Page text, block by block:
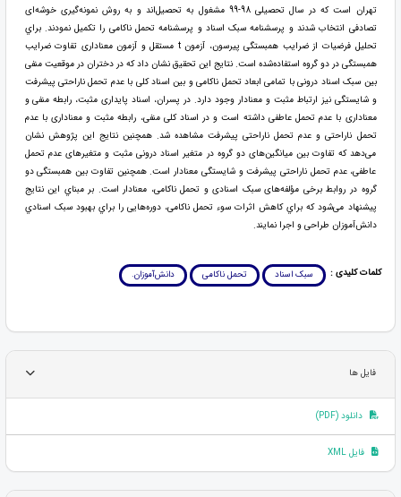
تهران است که در سال تحصیلی 98-99 مشغول به تحصیل‌اند و به روش نمونه‌گیری خوشه‌ای
تصادفی انتخاب شدند و پرسشنامه سبک اسناد و پرسشنامه تحمل ناکامی را تکمیل نمودند. براي
تحلیل فرضیات از ضرایب همبستگی پیرسون، آزمون t مستقل و آزمون معناداری تفاوت ضرایب
همبستگی در دو گروه استفاده‌شده است. نتایج این تحقیق نشان داد که در دختران در موقعیت منفی
بين سبک اسناد درونی با تمامی ابعاد تحمل ناکامی و بین اسناد کلی با عدم تحمل ناراحتی پیشرفت
و شایستگی نیز ارتباط مثبت و معنادار وجود دارد. در پسران، اسناد پایداری مثبت، رابطه منفی و
معناداری با عدم تحمل عاطفی داشته است و در اسناد کلی منفی، رابطه مثبت و معناداری با عدم
تحمل ناراحتی و عدم تحمل ناراحتی پیشرفت مشاهده شد. همچنین نتایج این پژوهش نشان
می‌دهد که تفاوت بین میانگین‌های دو گروه در متغیر اسناد درونی مثبت و متغیرهای عدم تحمل
عاطفی، عدم تحمل ناراحتی پیشرفت و شایستگی معنادار است. همچنین تفاوت بین همبستگی دو
گروه در روابط برخی مؤلفه‌های سبک اسنادی و تحمل ناکامی، معنادار است. بر مبناي این نتایج
پیشنهاد می‌شود که براي کاهش اثرات سوء تحمل ناکامی، دوره‌هایی را براي بهبود سبک اسنادي
دانش‌آموزان طراحی و اجرا نمایند.
کلمات کلیدی : سبک اسناد تحمل ناکامی دانش‌آموزان.
فایل ها
دانلود (PDF)
فایل XML